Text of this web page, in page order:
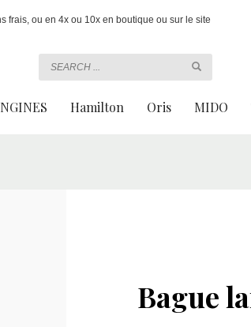
frais, ou en 4x ou 10x en boutique ou sur le site
Hamilton Oris MIDO
Bague